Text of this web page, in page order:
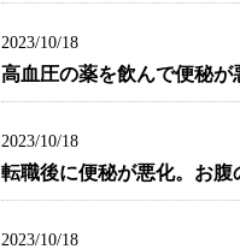
2023/10/18
高血圧の薬を飲んで便秘
2023/10/18
転職後に便秘が悪化。お
2023/10/18